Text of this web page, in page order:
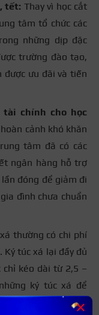
tết: Thay vì học cắt
tâm tổ chức các
những dịp đặc
trường đào tạo,
được ưu đãi và tiến
chính cho học
cảnh khó khăn
tâm đã có các
ngân hàng hỗ trợ
đóng để giảm đi
đình chưa chuẩn
thường có chi phí
túc xá lại đầy đủ
kéo dài từ 2,5 –
ký túc xá để
×